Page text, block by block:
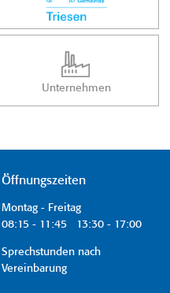
Unternehmen
Öffnungszeiten
Montag - Freitag
08:15 - 11:45 13:30 - 17:00
Sprechstunden nach
Vereinbarung